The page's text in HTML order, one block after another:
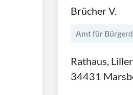
Brücher V.
Amt für
Rathaus,
34431